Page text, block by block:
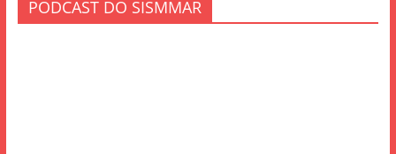
PODCAST DO SISMMAR